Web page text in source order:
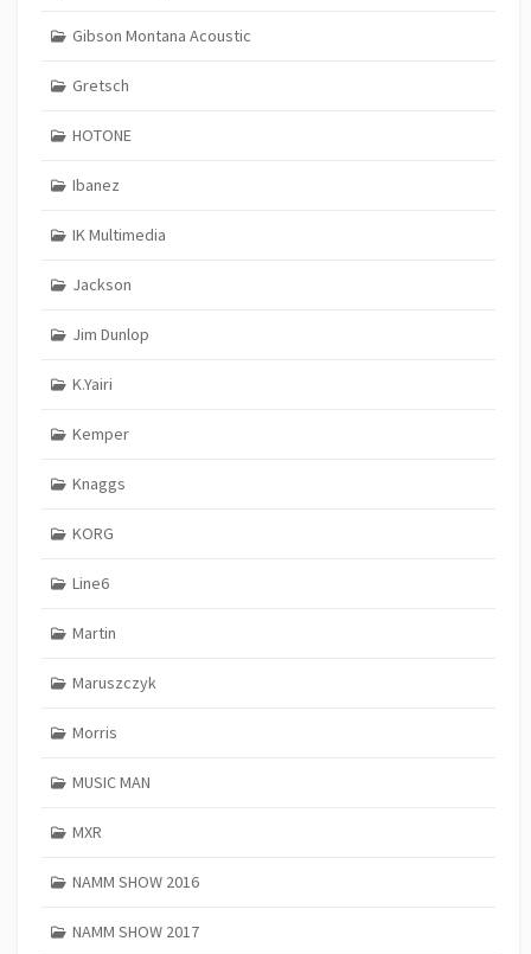
Gibson Montana Acoustic
Gretsch
HOTONE
Ibanez
IK Multimedia
Jackson
Jim Dunlop
K.Yairi
Kemper
Knaggs
KORG
Line6
Martin
Maruszczyk
Morris
MUSIC MAN
MXR
NAMM SHOW 2016
NAMM SHOW 2017